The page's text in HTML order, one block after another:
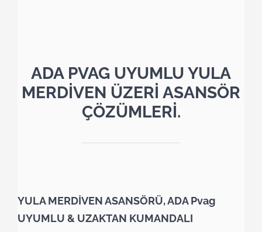
ADA PVAG UYUMLU YULA
MERDİVEN ÜZERİ ASANSÖR
ÇÖZÜMLERİ.
YULA MERDİVEN ASANSÖRÜ, ADA Pvag
UYUMLU & UZAKTAN KUMANDALI